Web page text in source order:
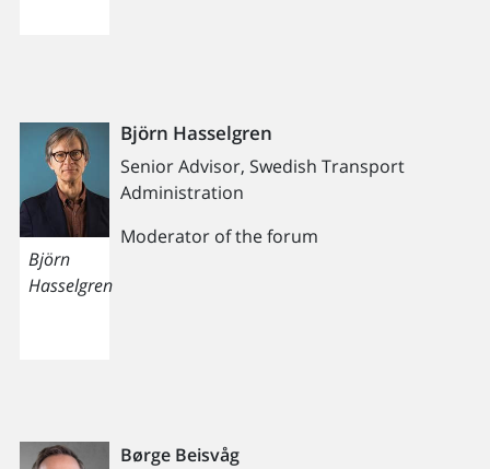
Björn
Hasselgren
Björn Hasselgren
Senior Advisor, Swedish Transport
Administration
Moderator of the forum
Børge Beisvåg